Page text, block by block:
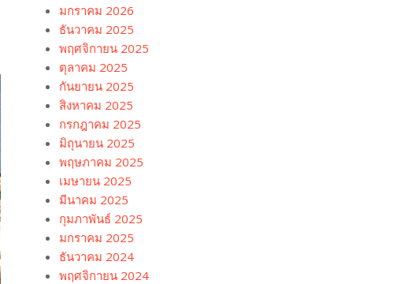
มกราคม 2026
ธันวาคม 2025
พฤศจิกายน 2025
ตุลาคม 2025
กันยายน 2025
สิงหาคม 2025
กรกฎาคม 2025
มิถุนายน 2025
พฤษภาคม 2025
เมษายน 2025
มีนาคม 2025
กุมภาพันธ์ 2025
มกราคม 2025
ธันวาคม 2024
พฤศจิกายน 2024